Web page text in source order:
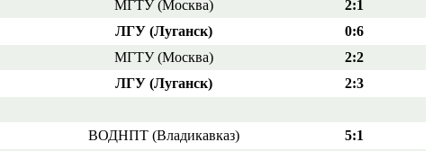
МГТУ (Москва)
2:1
ЛГУ (Луганск)
0:6
МГТУ (Москва)
2:2
ЛГУ (Луганск)
2:3
ВОДНПТ (Владикавказ)
5:1